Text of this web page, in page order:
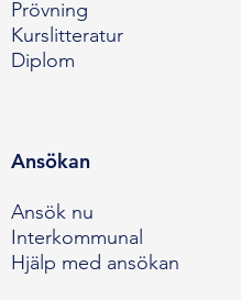
Prövning
Kurslitteratur
Diplom
Ansökan
Ansök nu
Interkommunal
Hjälp med ansökan